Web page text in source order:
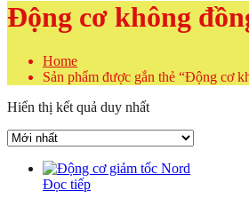
Động cơ không
Home
Sản phẩm được gắn thẻ “Động cơ
Hiển thị kết quả duy nhất
Đọc tiếp